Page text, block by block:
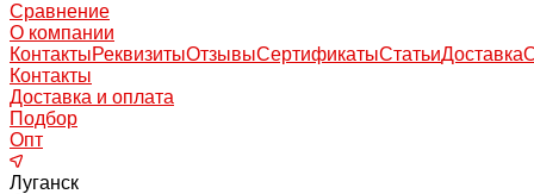
Сравнение
О компании
КонтактыРеквизитыОтзывыСертификатыСтатьиДоставка
Контакты
Доставка и оплата
Подбор
Опт
Луганск